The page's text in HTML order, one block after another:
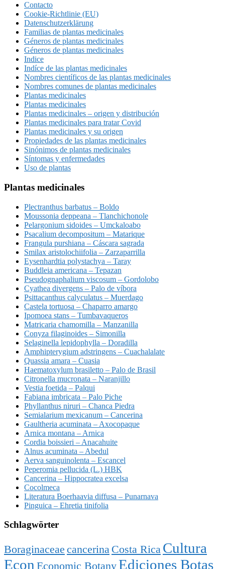
Contacto
Cookie-Richtlinie (EU)
Datenschutzerklärung
Familias de plantas medicinales
Géneros de plantas medicinales
Géneros de plantas medicinales
Indice
Indíce de las plantas medicinales
Nombres científicos de las plantas medicinales
Nombres comunes de plantas medicinales
Plantas medicinales
Plantas medicinales
Plantas medicinales – origen y distribución
Plantas medicinales para tratar Covid
Plantas medicinales y su origen
Propiedades de las plantas medicinales
Sinónimos de plantas medicinales
Síntomas y enfermedades
Uso de plantas
Plantas medicinales
Plectranthus barbatus – Boldo
Moussonia deppeana – Tlanchichonole
Pelargonium sidoides – Umckaloabo
Psacalium decompositum – Matarique
Frangula purshiana – Cáscara sagrada
Smilax aristolochiifolia – Zarzaparrilla
Eysenhardtia polystachya – Taray
Buddleia americana – Tepazan
Pseudognaphalium viscosum – Gordolobo
Cyathea divergens – Palo de víbora
Psittacanthus calyculatus – Muerdago
Castela tortuosa – Chaparro amargo
Ipomoea stans – Tumbavaqueros
Matricaria chamomilla – Manzanilla
Conyza filaginoides – Simonilla
Selaginella lepidophylla – Doradilla
Amphipterygium adstringens – Cuachalalate
Quassia amara – Cuasia
Haematoxylum brasiletto – Palo de Brasil
Citronella mucronata – Naranjillo
Vestia foetida – Palqui
Fabiana imbricata – Palo Piche
Phyllanthus niruri – Chanca Piedra
Semialarium mexicanum – Cancerina
Gaultheria acuminata – Axocopaque
Arnica montana – Arnica
Cordia boissieri – Anacahuite
Alnus acuminata – Abedul
Aerva sanguinolenta – Escancel
Peperomia pellucida (L.) HBK
Cancerina – Hippocratea excelsa
Cocolmeca
Literatura Boerhaavia diffusa – Punarnava
Pinguica – Ehretia tinifolia
Schlagwörter
Boraginaceae cancerina Costa Rica Cultura
Econ Economic BotanyEdiciones Botas